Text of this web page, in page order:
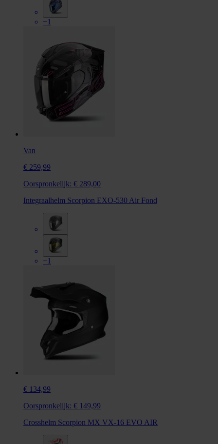
+1
Van
€ 259,99
Oorspronkelijk: € 289,00
Integraalhelm Scorpion EXO-530 Air Fond
+1
€ 134,99
Oorspronkelijk: € 149,99
Crosshelm Scorpion MX VX-16 EVO AIR